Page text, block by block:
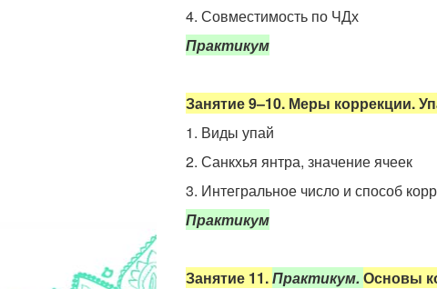
4. Совместимость по ЧДх
Практикум
Занятие 9–10. Меры коррекции.
1. Виды упай
2. Санкхья янтра, значение ячеек
3. Интегральное число и способ
Практикум
Занятие 11.Практикум. Основы